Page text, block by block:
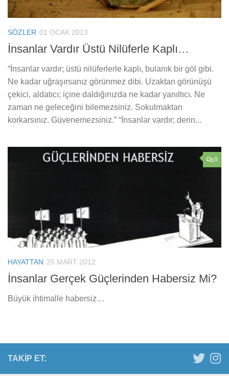
SÖZLER 01 OCAK 2013
İnsanlar Vardır Üstü Nilüferle Kaplı…
“İnsanlar vardır; üstü nilüferlerle kaplı, bulanık bir göl gibi.
Ne kadar uğraşırsanız görünmez dibi. Uzaktan görünüşü
çekici, aldatıcı; içine daldığınızda ne kadar yanıltıcı. Ne
zaman ne geleceğini bilemezsiniz. Sokulmaktan
korkarsınız. Güvenemezsiniz.” “İnsanlar vardır; derin...
0
HAYATTAN 25 MART 2012
İnsanlar Gerçek Güçlerinden Habersiz Mi?
Büyük ihtimalle habersiz…
TAKIP ET: